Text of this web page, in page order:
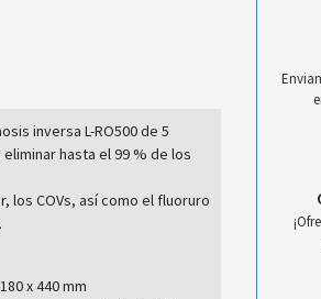
inversa L-RO500 de 5
hasta el 99 % de los
los COVs, así como el fluoruro
x 440 mm